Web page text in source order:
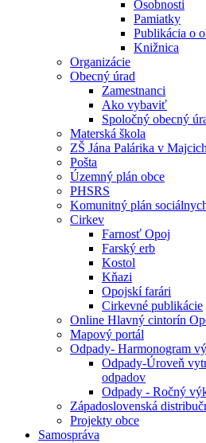
Osobnosti
Pamiatky
Publikácia o
Knižnica
Organizácie
Obecný úrad
Zamestnanci
Ako vybaviť
Spoločný obecný
Materská škola
ZŠ Jána Palárika v
Pošta
Územný plán obce
PHSRS
Komunitný plán
Cirkev
Farnosť Opoj
Farský erb
Kostol
Kňazi
Opojskí farári
Cirkevné publikácie
Online Hlavný cintorín
Mapový portál
Odpady- Harmonogram
Odpady-Úroveň
odpadov
Odpady - Ročný
Západoslovenská
Projekty obce
Samospráva